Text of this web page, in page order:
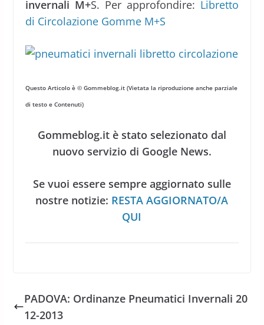
invernali M+S. Per approfondire: Libretto
di Circolazione Gomme M+S
Questo Articolo è © Gommeblog.it (Vietata la riproduzione anche parziale
di testo e Contenuti)
Gommeblog.it è stato selezionato dal
nuovo servizio di Google News.
Se vuoi essere sempre aggiornato sulle
nostre notizie: RESTA AGGIORNATO/A
QUI
PADOVA: Ordinanze Pneumatici Invernali 20
12-2013